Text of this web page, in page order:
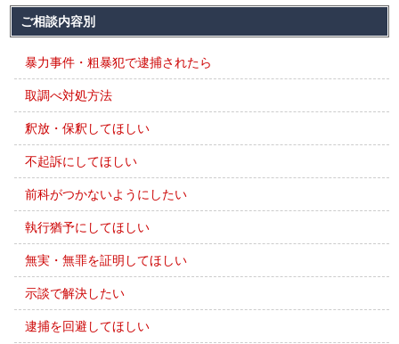
ご相談内容別
暴力事件・粗暴犯で逮捕されたら
取調べ対処方法
釈放・保釈してほしい
不起訴にしてほしい
前科がつかないようにしたい
執行猶予にしてほしい
無実・無罪を証明してほしい
示談で解決したい
逮捕を回避してほしい